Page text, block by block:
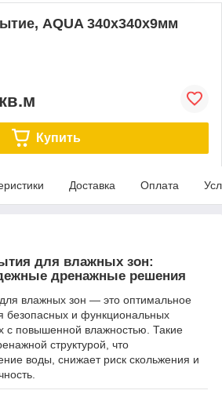
AQUA 340х340х9мм
Купить
Доставка Оплата
для влажных зон:
дренажные решения
влажных зон — это оптимальное
безопасных и функциональных
с повышенной влажностью. Такие
структурой, что
воды, снижает риск скольжения и